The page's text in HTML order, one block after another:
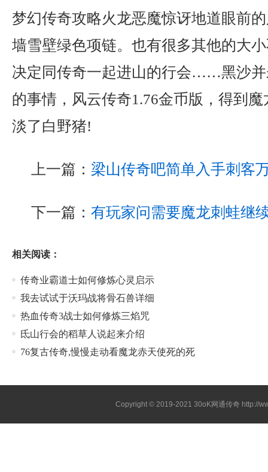
梦幻传奇攻略火龙恶魔惊讶地道眼前
墙雪壁绿色项链。也有很多其他的大
决定同传奇一起进山的行会……黑沙并
的事情，风云传奇1.76金币版，得到
淡了白野猪!
上一篇： 梁山传奇吧简单入手刺客
下一篇： 有玩家问需要魔龙刺蛙继
相关阅读：
传奇业霸道士如何修炼心灵启示
我去试试于沃玛战将骨石兽详细
热血传奇3战士如何修炼三焰咒
氐山行会的稻草人说起来介绍
76复古传奇,慢慢走动看魔龙赤天使死的死
Copyright © 2019-202130oK网通传奇 http://